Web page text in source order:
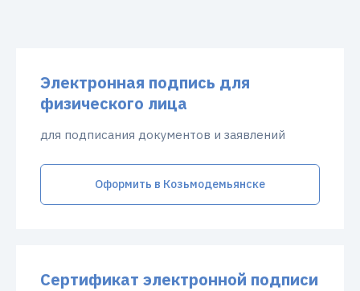
Электронная подпись для
физического лица
для подписания документов и заявлений
Оформить в Козьмодемьянске
Сертификат электронной подписи